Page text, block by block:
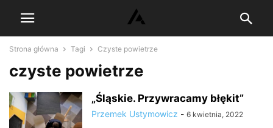
Strona główna Tagi Czyste powietrze
czyste powietrze
„Śląskie. Przywracamy błękit”
Przemek Ustymowicz - 6 kwietnia, 2022